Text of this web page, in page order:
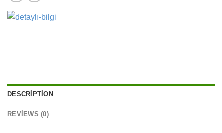
DESCRIPTION
REVIEWS (0)